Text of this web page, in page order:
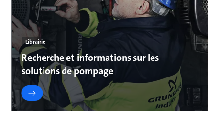
Librairie
Recherche et informations sur les
solutions de pompage